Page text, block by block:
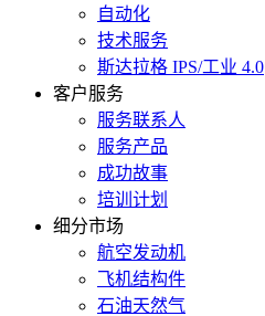
自动化
技术服务
斯达拉格 IPS/工业 4.0
客户服务
服务联系人
服务产品
成功故事
培训计划
细分市场
航空发动机
飞机结构件
石油天然气